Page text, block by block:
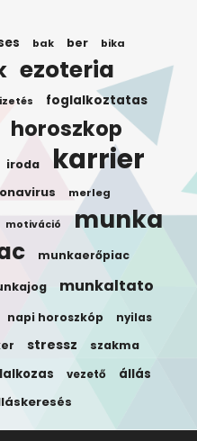
bak ber bika
ezoteria
foglalkoztatas
horoszkop
iroda karrier
merleg
motiváció munka
munkaerőpiac
munkaltato
napi horoszkóp nyilas
stressz szakma
vezető állás